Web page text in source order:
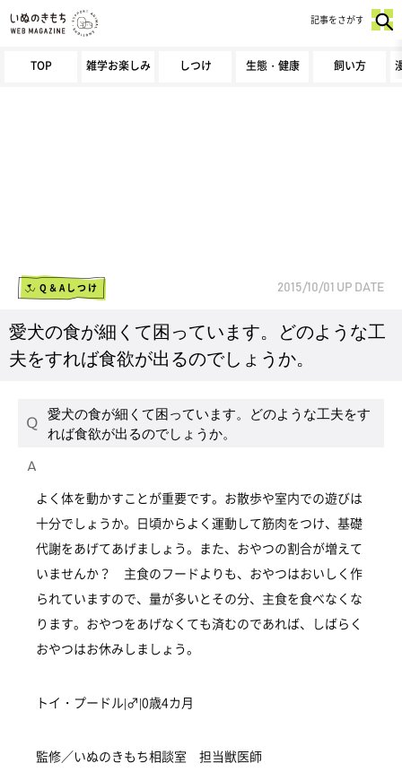
TOP 雑学お楽しみ しつけ 生態・健康 飼い方
記事をさがす
Q＆Aしつけ 2015/10/01 UP DATE
愛犬の食が細くて困っています。どのような工
夫をすれば食欲が出るのでしょうか。
愛犬の食が細くて困っています。どのような工夫をす
れば食欲が出るのでしょうか。
よく体を動かすことが重要です。お散歩や室内での遊びは
十分でしょうか。日頃からよく運動して筋肉をつけ、基礎
代謝をあげてあげましょう。また、おやつの割合が増えて
いませんか？ 主食のフードよりも、おやつはおいしく作
られていますので、量が多いとその分、主食を食べなくな
ります。おやつをあげなくても済むのであれば、しばらく
おやつはお休みしましょう。
トイ・プードル|♂|0歳4カ月
監修／いぬのきもち相談室 担当獣医師